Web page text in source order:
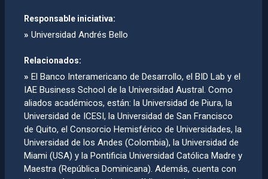
Responsable iniciativa:
» Universidad Andrés Bello
Relacionados:
» El Banco Interamericano de Desarrollo, el BID Lab y el
IAE Business School de la Universidad Austral. Como
aliados académicos, están: la Universidad de Piura, la
Universidad de ICESI, la Universidad de San Francisco
de Quito, el Consorcio Hemisférico de Universidades, la
Universidad de los Andes (Colombia), la Universidad de
Miami (USA) y la Pontificia Universidad Católica Madre y
Maestra (República Dominicana). Además, cuenta con